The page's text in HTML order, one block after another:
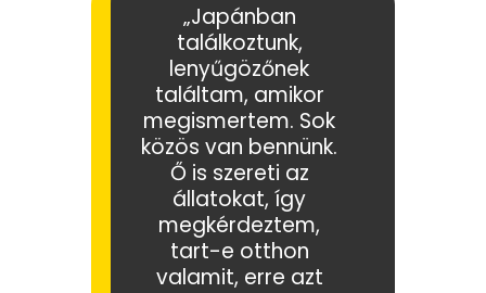
„Japánban
találkoztunk,
lenyűgözőnek
találtam, amikor
megismertem. Sok
közös van bennünk.
Ő is szereti az
állatokat, így
megkérdeztem,
tart-e otthon
valamit, erre azt